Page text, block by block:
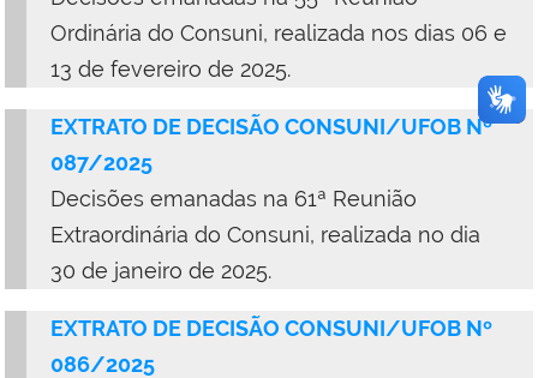
Ordinária do Consuni, realizada nos dias 06 e
13 de fevereiro de 2025.
EXTRATO DE DECISÃO CONSUNI/UFOB Nº
087/2025
Decisões emanadas na 61ª Reunião
Extraordinária do Consuni, realizada no dia
30 de janeiro de 2025.
EXTRATO DE DECISÃO CONSUNI/UFOB Nº
086/2025